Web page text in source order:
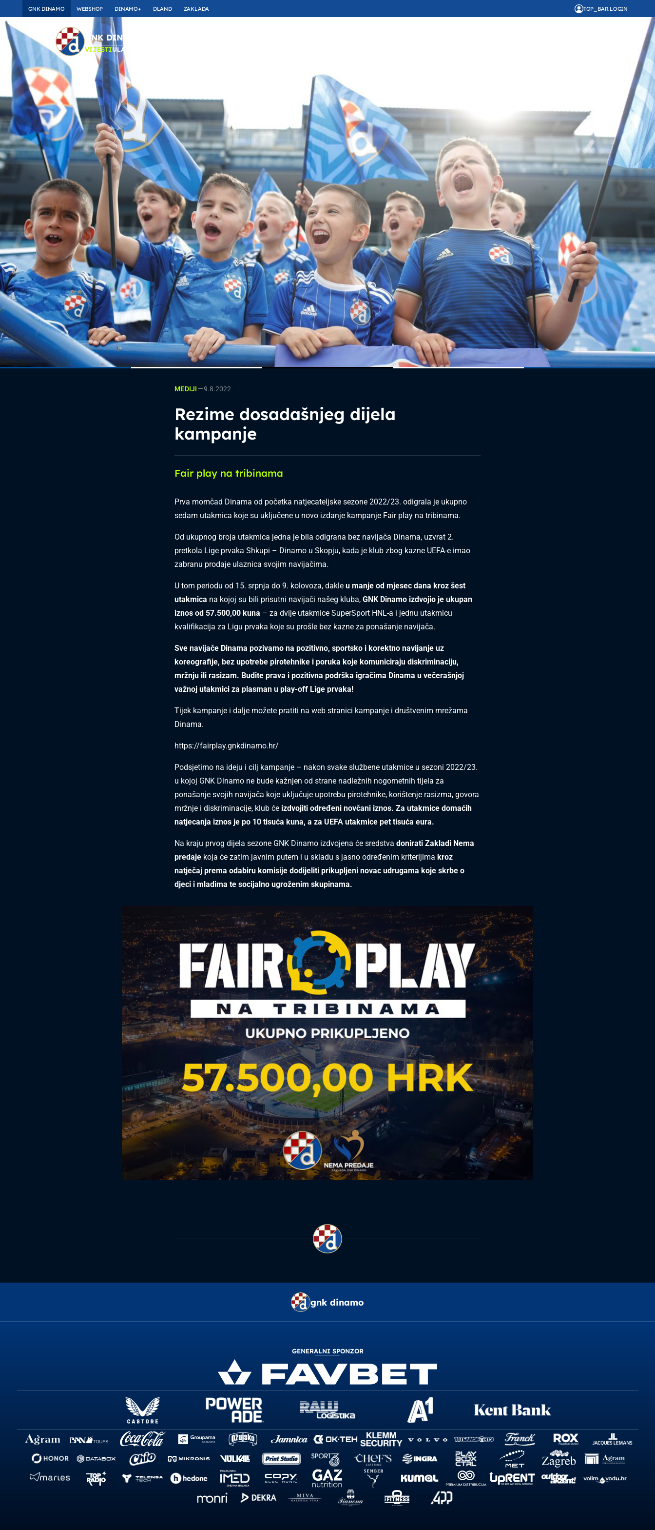
GNK DINAMO WEBSHOP DINAMO+ DLAND ZAKLADA TOP_BAR.LOGIN
GNK DINAMO
VIJESTIULAZNICE
MEDIJI—9.8.2022
Rezime dosadašnjeg dijela
kampanje
Fair play na tribinama
Prva momčad Dinama od početka natjecateljske sezone 2022/23. odigrala je ukupno
sedam utakmica koje su uključene u novo izdanje kampanje Fair play na tribinama.
Od ukupnog broja utakmica jedna je bila odigrana bez navijača Dinama, uzvrat 2.
pretkola Lige prvaka Shkupi – Dinamo u Skopju, kada je klub zbog kazne UEFA-e imao
zabranu prodaje ulaznica svojim navijačima.
U tom periodu od 15. srpnja do 9. kolovoza, dakle u manje od mjesec dana kroz šest
utakmica na kojoj su bili prisutni navijači našeg kluba, GNK Dinamo izdvojio je ukupan
iznos od 57.500,00 kuna – za dvije utakmice SuperSport HNL-a i jednu utakmicu
kvalifikacija za Ligu prvaka koje su prošle bez kazne za ponašanje navijača.
Sve navijače Dinama pozivamo na pozitivno, sportsko i korektno navijanje uz
koreografije, bez upotrebe pirotehnike i poruka koje komuniciraju diskriminaciju,
mržnju ili rasizam. Budite prava i pozitivna podrška igračima Dinama u večerašnjoj
važnoj utakmici za plasman u play-off Lige prvaka!
Tijek kampanje i dalje možete pratiti na web stranici kampanje i društvenim mrežama
Dinama.
https://fairplay.gnkdinamo.hr/
Podsjetimo na ideju i cilj kampanje – nakon svake službene utakmice u sezoni 2022/23.
u kojoj GNK Dinamo ne bude kažnjen od strane nadležnih nogometnih tijela za
ponašanje svojih navijača koje uključuje upotrebu pirotehnike, korištenje rasizma, govora
mržnje i diskriminacije, klub će izdvojiti određeni novčani iznos. Za utakmice domaćih
natjecanja iznos je po 10 tisuća kuna, a za UEFA utakmice pet tisuća eura.
Na kraju prvog dijela sezone GNK Dinamo izdvojena će sredstva donirati Zakladi Nema
predaje koja će zatim javnim putem i u skladu s jasno određenim kriterijima kroz
natječaj prema odabiru komisije dodijeliti prikupljeni novac udrugama koje skrbe o
djeci i mladima te socijalno ugroženim skupinama.
gnk dinamo
GENERALNI SPONZOR